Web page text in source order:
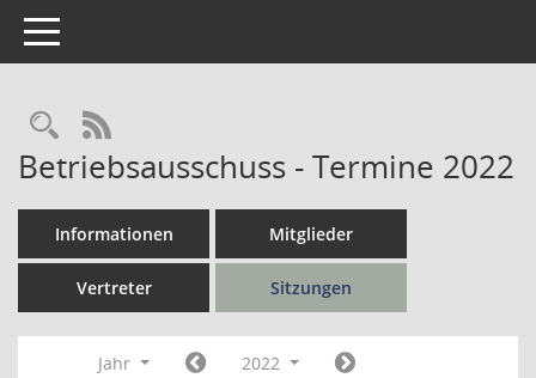
Toggle navigation
Rechercheauswahl
RSS-Feed
Betriebsausschuss - Termine 2022
Informationen Mitglieder
Vertreter Sitzungen
Jahr
2022